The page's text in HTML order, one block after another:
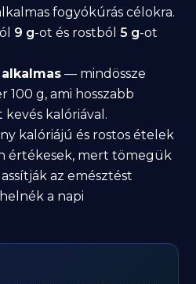
fogyókúrás célokra.
9 g-ot és rostból5 g-ot
— mindössze
100 g, ami hosszabb
kalóriával.
kalóriájú és rostos ételek
értékesek, mert tömegük
az emésztést
a napi